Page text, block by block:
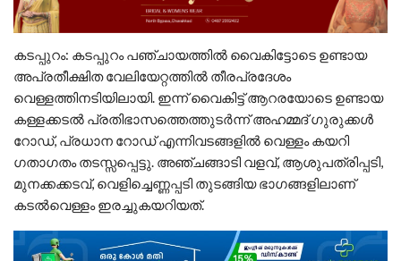
കടപ്പുറം: കടപ്പുറം പഞ്ചായത്തിൽ വൈകിട്ടോടെ ഉണ്ടായ
അപ്രതീക്ഷിത വേലിയേറ്റത്തിൽ തീരപ്രദേശം
വെള്ളത്തിനടിയിലായി. ഇന്ന് വൈകിട്ട് ആറരയോടെ ഉണ്ടായ
കള്ളക്കടൽ പ്രതിഭാസത്തെത്തുടർന്ന് അഹമ്മദ് ഗുരുക്കൾ
റോഡ്, പ്രധാന റോഡ് എന്നിവടങ്ങളിൽ വെള്ളം കയറി
ഗതാഗതം തടസ്സപ്പെട്ടു. അഞ്ചങ്ങാടി വളവ്, ആശുപത്രിപ്പടി,
മുനക്കക്കടവ്, വെളിച്ചെണ്ണപ്പടി തുടങ്ങിയ ഭാഗങ്ങളിലാണ്
കടൽവെള്ളം ഇരച്ചുകയറിയത്.